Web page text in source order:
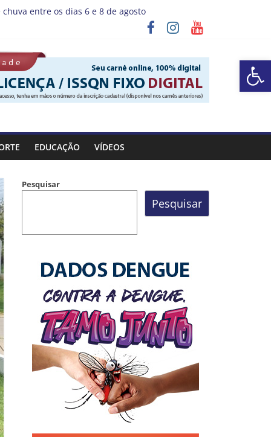
Barra de Ferramentas Aberta
entre os dias 6 e 8 de agosto
“Sábado Saúde”
EDUCAÇÃO VÍDEOS
Pesquisar
Pesquisar